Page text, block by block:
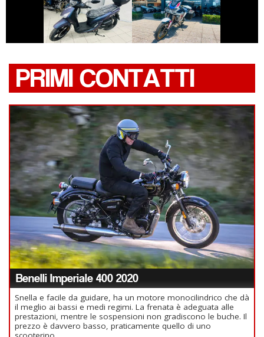
SYM SYMPHONY
HONDA AFRICA-
TWIN
PRIMI CONTATTI
Benelli Imperiale 400 2020
Snella e facile da guidare, ha un motore monocilindrico che dà
il meglio ai bassi e medi regimi. La frenata è adeguata alle
prestazioni, mentre le sospensioni non gradiscono le buche. Il
prezzo è davvero basso, praticamente quello di uno